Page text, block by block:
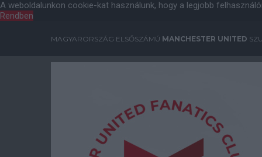
A weboldalunkon cookie-kat használunk, hogy a legjobb
Rendben
MAGYARORSZÁG ELSŐSZÁMÚ MANCHESTER UNITED